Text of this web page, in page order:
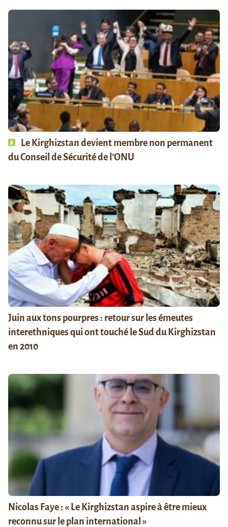
Le Kirghizstan devient membre non permanent
du Conseil de Sécurité de l’ONU
Juin aux tons pourpres : retour sur les émeutes
interethniques qui ont touché le Sud du Kirghizstan
en 2010
Nicolas Faye : « Le Kirghizstan aspire à être mieux
reconnu sur le plan international »